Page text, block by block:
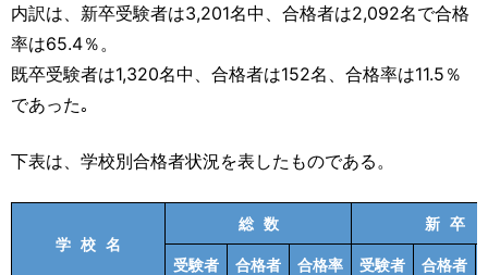
内訳は、新卒受験者は3,201名中、合格者は2,092名で合格
率は65.4％。
既卒受験者は1,320名中、合格者は152名、合格率は11.5％
であった｡
下表は、学校別合格者状況を表したものである。
学 校 名
総 数 新 卒
受験者 合格者 合格率 受験者 合格者